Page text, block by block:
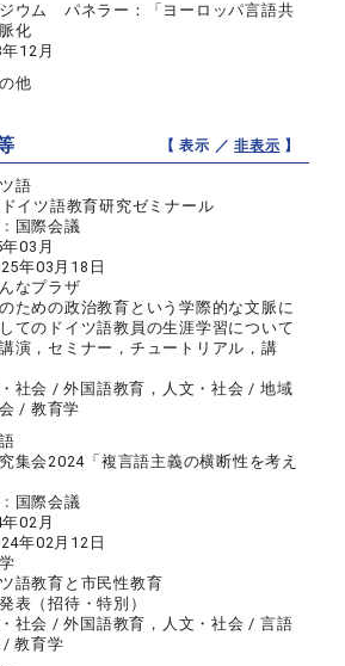
ウム パネラー：「ヨーロッパ言語共
化
12月
他
【 表示 ／非表示 】
語
イツ語教育研究ゼミナール
国際会議
03月
年03月18日
なプラザ
ための政治教育という学際的な文脈に
てのドイツ語教員の生涯学習について
演，セミナー，チュートリアル，講
社会 / 外国語教育，人文・社会 / 地域
/ 教育学
集会2024「複言語主義の横断性を考え
国際会議
02月
年02月12日
語教育と市民性教育
表（招待・特別）
社会 / 外国語教育，人文・社会 / 言語
/ 教育学